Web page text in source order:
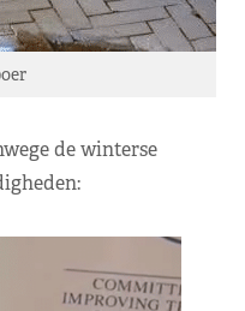
de winterse